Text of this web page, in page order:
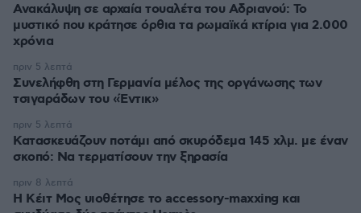
Ανακάλυψη σε αρχαία τουαλέτα του Αδριανού: Το
μυστικό που κράτησε όρθια τα ρωμαϊκά κτίρια για 2.000
χρόνια
Συνελήφθη στη Γερμανία μέλος της οργάνωσης των
τσιγαράδων του «Έντικ»
πριν 5 λεπτά
Κατασκευάζουν ποτάμι από σκυρόδεμα 145 χλμ. με έναν
σκοπό: Να τερματίσουν την ξηρασία
πριν 5 λεπτά
Η Κέιτ Μος υιοθέτησε τo accessory-maxxing και
πριν 8 λεπτά